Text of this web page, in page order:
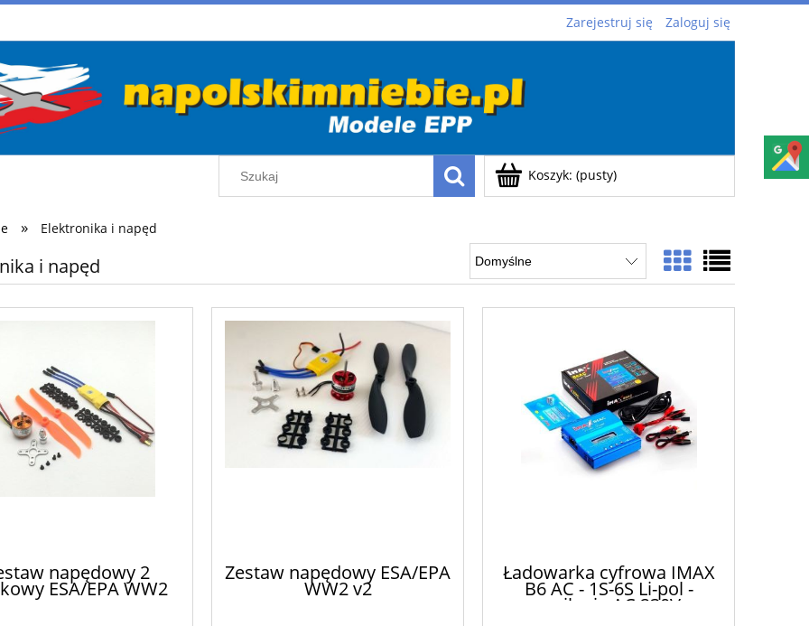
Zarejestruj się Zaloguj się
Koszyk: (pusty)
» Elektronika i napęd
i napęd
napędowy 2
ESA/EPA WW2
Zestaw napędowy ESA/EPA
WW2 v2
Ładowarka cyfrowa IMAX
B6 AC - 1S-6S Li-pol -
zasilanie AC 230V